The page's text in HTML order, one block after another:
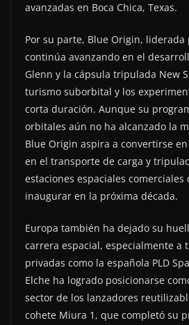
avanzadas en Boca Chica, Texas.
Por su parte, Blue Origin, liderada
continúa avanzando en el
Glenn y la cápsula tripulada New
turismo suborbital y los
corta duración. Aunque su
orbitales aún no ha alcanzado la
Blue Origin aspira a convertirse
en el transporte de carga y
estaciones espaciales comerciales
inaugurar en la próxima década.
Europa también ha dejado su
carrera espacial, especialmente a
privadas como la española PLD
Elche ha logrado posicionarse
sector de los lanzadores
cohete Miura 1, que completó su